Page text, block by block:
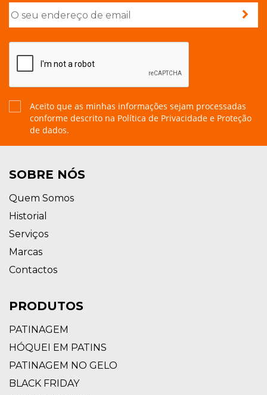
Aceito que as minhas informações sejam processadas
conforme descrito na Política de Privacidade e Proteção
de dados.
SOBRE NÓS
Quem Somos
Historial
Serviços
Marcas
Contactos
PRODUTOS
PATINAGEM
HÓQUEI EM PATINS
PATINAGEM NO GELO
BLACK FRIDAY